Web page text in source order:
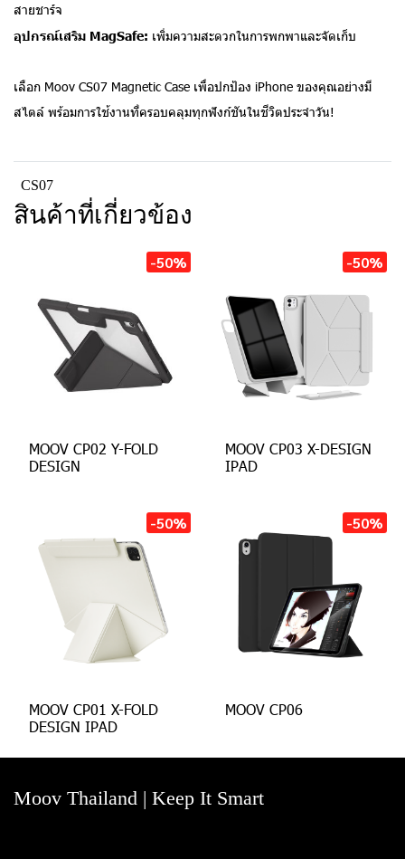
สายชาร์จ
อุปกรณ์เสริม MagSafe: เพิ่มความสะดวกในการพกพาและจัดเก็บ
เลือก Moov CS07 Magnetic Case เพื่อปกป้อง iPhone ของคุณอย่างมี
สไตล์ พร้อมการใช้งานที่ครอบคลุมทุกฟังก์ชันในชีวิตประจำวัน!
CS07
สินค้าที่เกี่ยวข้อง
-50%
MOOV CP02 Y-FOLD
DESIGN
-50%
MOOV CP03 X-DESIGN
IPAD
-50%
MOOV CP01 X-FOLD
DESIGN IPAD
-50%
MOOV CP06
Moov Thailand | Keep It Smart